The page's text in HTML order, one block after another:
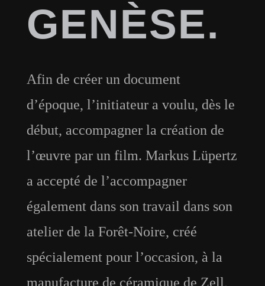
GENÈSE.
Afin de créer un document
d’époque, l’initiateur a voulu, dès le
début, accompagner la création de
l’œuvre par un film. Markus Lüpertz
a accepté de l’accompagner
également dans son travail dans son
atelier de la Forêt-Noire, créé
spécialement pour l’occasion, à la
manufacture de céramique de Zell,